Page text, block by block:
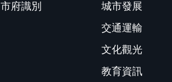
市府識別
城市發展
交通運輸
文化觀光
教育資訊